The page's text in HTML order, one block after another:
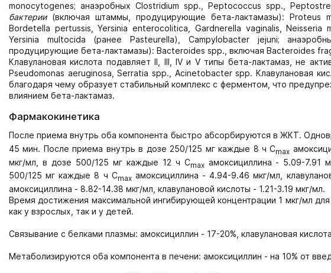
monocytogenes; анаэробных Clostridium spp., Peptococcus spp.,
бактерии(включая штаммы, продуцирующие бета-лактамазы): Proteus
Bordetella pertussis, Yersinia enterocolitica, Gardnerella vaginalis, Neisseria
Yersinia multocida (ранее Pasteurella), Campylobacter jejuni;
продуцирующие бета-лактамазы): Bacteroides spp., включая Bacteroides
Клавулановая кислота подавляет II, III, IV и V типы бета-лактамаз, не
Pseudomonas aeruginosa, Serratia spp., Acinetobacter spp. Клавулановая
благодаря чему образует стабильный комплекс с ферментом, что
влиянием бета-лактамаз.
Фармакокинетика
После приема внутрь оба компонента быстро абсорбируются в ЖКТ.
45 мин. После приема внутрь в дозе 250/125 мг каждые 8 ч Cmax
мкг/мл, в дозе 500/125 мг каждые 12 ч Cmaxамоксициллина - 5.09-7.91
500/125 мг каждые 8 ч Cmaxамоксициллина - 4.94-9.46 мкг/мл,
амоксициллина - 8.82-14.38 мкг/мл, клавулановой кислоты - 1.21-3.19 мкг/мл.
Время достижения максимальной ингибирующей концентрации 1 мкг/мл
как у взрослых, так и у детей.
Связывание с белками плазмы: амоксициллин - 17-20%, клавулановая
Метаболизируются оба компонента в печени: амоксициллин - на 10% от